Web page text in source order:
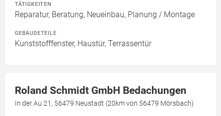
TÄTIGKEITEN
Reparatur, Beratung, Neueinbau, Planung / Montage
GEBÄUDETEILE
Kunststofffenster, Haustür, Terrassentür
Roland Schmidt GmbH Bedachungen
In der Au 21, 56479 Neustadt (20km von 56479 Mörsbach)